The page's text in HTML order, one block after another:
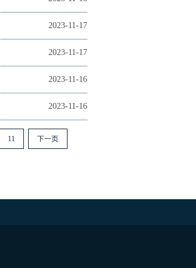
2023-11-17
2023-11-17
2023-11-16
2023-11-16
11 下一页